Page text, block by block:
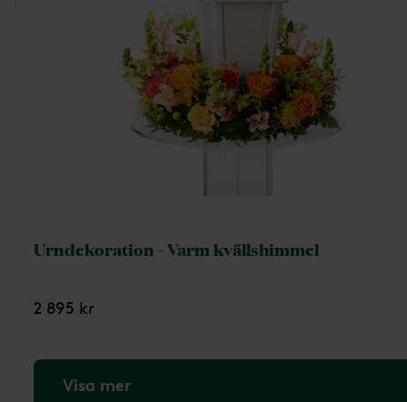
Urndekoration - Varm kvällshimmel
2 895 kr
Visa mer